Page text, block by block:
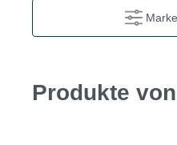
Produkte